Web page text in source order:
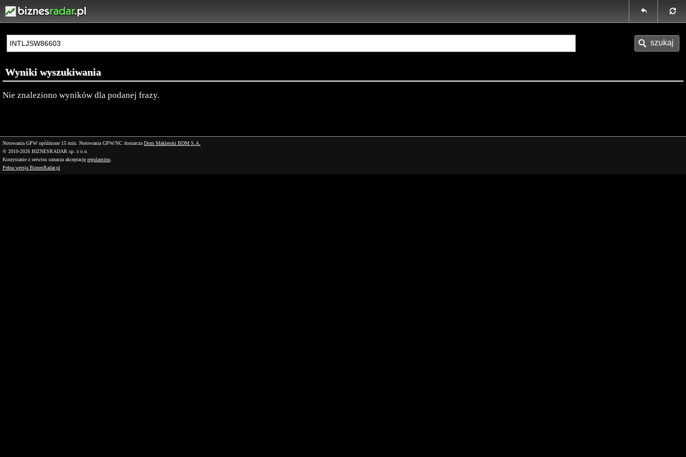
Wyniki wyszukiwania
Nie znaleziono wyników dla podanej frazy.
Notowania GPW opóźnione 15 min. Notowania GPW/NC dostarcza Dom Maklerski BDM S.A.
© 2010-2026 BIZNESRADAR sp. z o.o.
Korzystanie z serwisu oznacza akceptację regulaminu
Pełna wersja BiznesRadar.pl